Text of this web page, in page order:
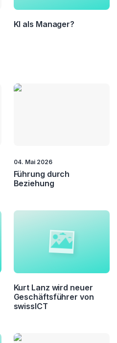
KI als Manager?
04. Mai 2026
Führung durch
Beziehung
Kurt Lanz wird neuer
Geschäftsführer von
swissICT